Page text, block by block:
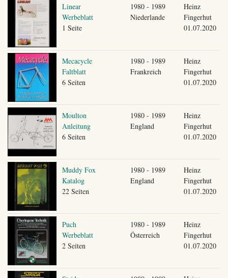
Linear
Werbeblatt
1 Seite
1980 - 1989
Niederlande
Heinz
Fingerhut
01.07.2020
Mecacycle
Faltblatt
6 Seiten
1980 - 1989
Frankreich
Heinz
Fingerhut
01.07.2020
Moulton
Anleitung
6 Seiten
1980 - 1989
England
Heinz
Fingerhut
01.07.2020
Muddy Fox
Katalog
22 Seiten
1980 - 1989
England
Heinz
Fingerhut
01.07.2020
Puch
Werbeblatt
2 Seiten
1980 - 1989
Österreich
Heinz
Fingerhut
01.07.2020